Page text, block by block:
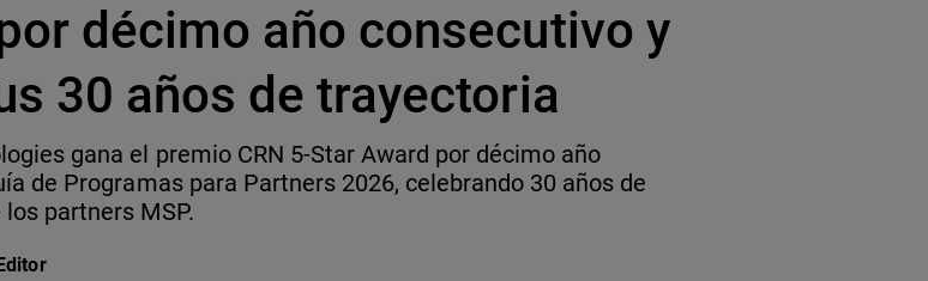
décimo año consecutivo y
30 años de trayectoria
gana el premio CRN 5-Star Award por décimo año
de Programas para Partners 2026, celebrando 30 años de
partners MSP.